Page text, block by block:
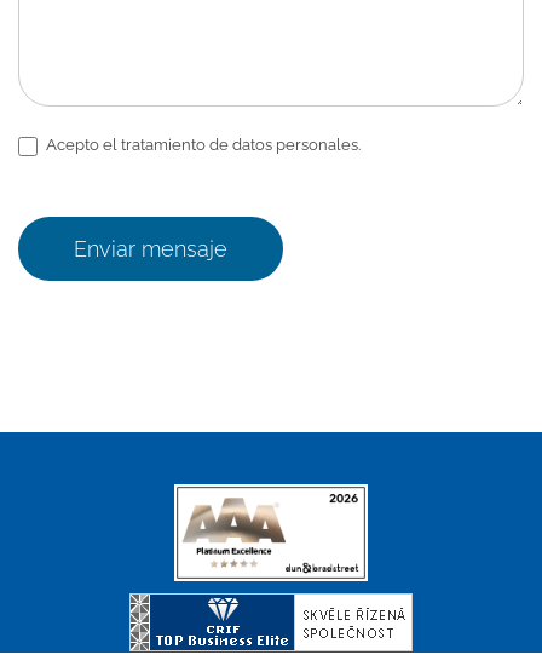
Acepto el tratamiento de datos personales.
Enviar mensaje